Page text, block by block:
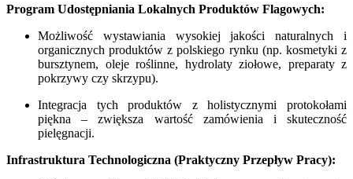
Program Udostępniania Lokalnych Produktów Flagowych:
Możliwość wystawiania wysokiej jakości naturalnych i
organicznych produktów z polskiego rynku (np. kosmetyki z
bursztynem, oleje roślinne, hydrolaty ziołowe, preparaty z
pokrzywy czy skrzypu).
Integracja tych produktów z holistycznymi protokołami
piękna – zwiększa wartość zamówienia i skuteczność
pielęgnacji.
Infrastruktura Technologiczna (Praktyczny Przepływ Pracy):